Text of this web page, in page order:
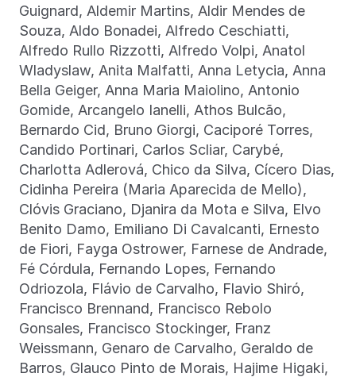
Guignard, Aldemir Martins, Aldir Mendes de
Souza, Aldo Bonadei, Alfredo Ceschiatti,
Alfredo Rullo Rizzotti, Alfredo Volpi, Anatol
Wladyslaw, Anita Malfatti, Anna Letycia, Anna
Bella Geiger, Anna Maria Maiolino, Antonio
Gomide, Arcangelo Ianelli, Athos Bulcão,
Bernardo Cid, Bruno Giorgi, Caciporé Torres,
Candido Portinari, Carlos Scliar, Carybé,
Charlotta Adlerová, Chico da Silva, Cícero Dias,
Cidinha Pereira (Maria Aparecida de Mello),
Clóvis Graciano, Djanira da Mota e Silva, Elvo
Benito Damo, Emiliano Di Cavalcanti, Ernesto
de Fiori, Fayga Ostrower, Farnese de Andrade,
Fé Córdula, Fernando Lopes, Fernando
Odriozola, Flávio de Carvalho, Flavio Shiró,
Francisco Brennand, Francisco Rebolo
Gonsales, Francisco Stockinger, Franz
Weissmann, Genaro de Carvalho, Geraldo de
Barros, Glauco Pinto de Morais, Hajime Higaki,